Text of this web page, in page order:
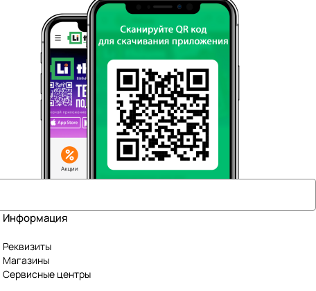
Информация
Реквизиты
Магазины
Сервисные центры